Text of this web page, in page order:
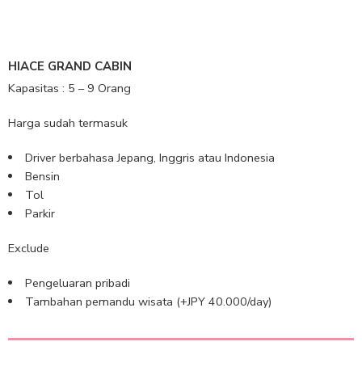
HIACE GRAND CABIN
Kapasitas : 5 – 9 Orang
Harga sudah termasuk
Driver berbahasa Jepang, Inggris atau Indonesia
Bensin
Tol
Parkir
Exclude
Pengeluaran pribadi
Tambahan pemandu wisata (+JPY 40.000/day)